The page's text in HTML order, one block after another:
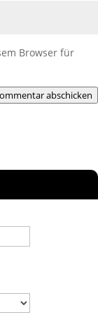
Browser für
abschicken